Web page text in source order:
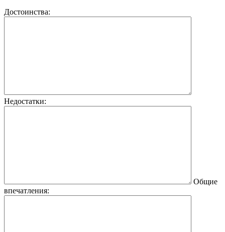
Достоинства:
Недостатки:
Общие
впечатления: